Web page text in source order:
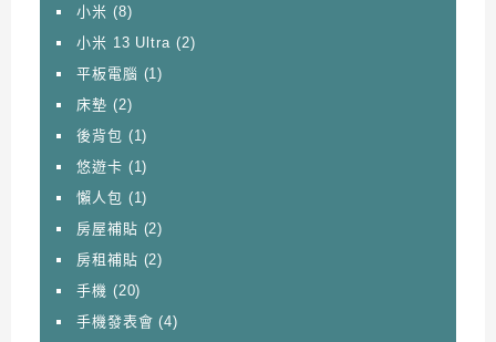
小米 (8)
小米 13 Ultra (2)
平板電腦 (1)
床墊 (2)
後背包 (1)
悠遊卡 (1)
懶人包 (1)
房屋補貼 (2)
房租補貼 (2)
手機 (20)
手機發表會 (4)